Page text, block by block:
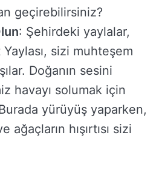
geçirebilirsiniz?
: Şehirdeki yaylalar,
sizi muhteşem
Doğanın sesini
havayı solumak için
yürüyüş yaparken,
ağaçların hışırtısı sizi